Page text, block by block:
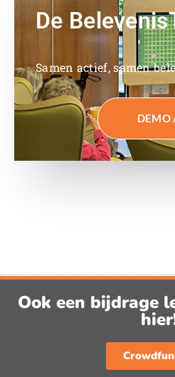
De
Samen actief, samen
DEMO
Ook een bijdrage